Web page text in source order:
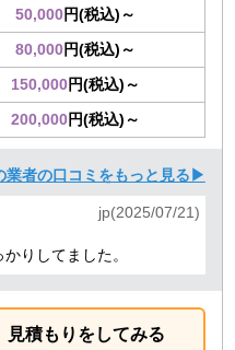
50,000円(税込)～
80,000円(税込)～
150,000円(税込)～
200,000円(税込)～
業者の口コミをもっと見る▶
jp(2025/07/21)
りしてました。
見積もりをしてみる